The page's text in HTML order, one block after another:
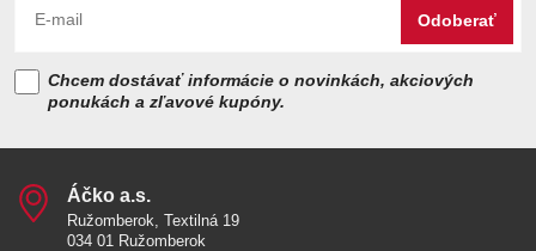
Odoberať
Chcem dostávať informácie o novinkách, akciových
ponukách a zľavové kupóny.
Áčko a​.s​.
Ružomberok, Textilná 19
034 01 Ružomberok